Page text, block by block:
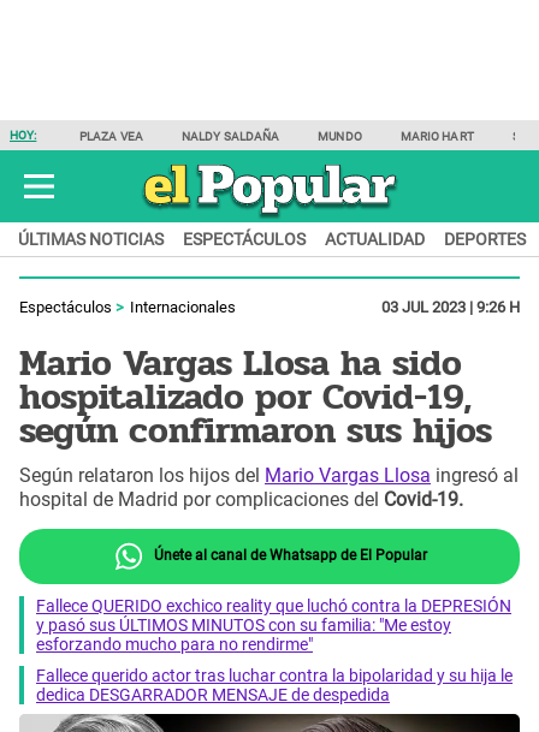
HOY: PLAZA VEA NALDY SALDAÑA MUNDO MARIO HART
ÚLTIMAS NOTICIAS ESPECTÁCULOS ACTUALIDAD DEPORTES
Espectáculos Internacionales 03 JUL 2023 | 9:26 H
Mario Vargas Llosa ha sido
hospitalizado por Covid-19,
según confirmaron sus hijos
Según relataron los hijos del Mario Vargas Llosa ingresó al
hospital de Madrid por complicaciones del Covid-19.
Únete al canal de Whatsapp de El Popular
Fallece QUERIDO exchico reality que luchó contra la DEPRESIÓN
y pasó sus ÚLTIMOS MINUTOS con su familia: "Me estoy
esforzando mucho para no rendirme"
Fallece querido actor tras luchar contra la bipolaridad y su hija le
dedica DESGARRADOR MENSAJE de despedida